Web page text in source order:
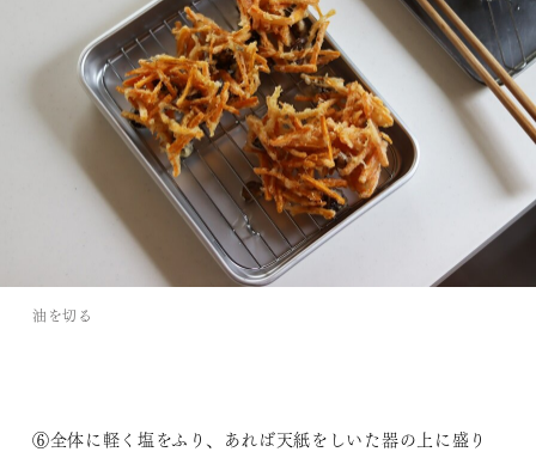
油を切る
⑥全体に軽く塩をふり、あれば天紙をしいた器の上に盛り